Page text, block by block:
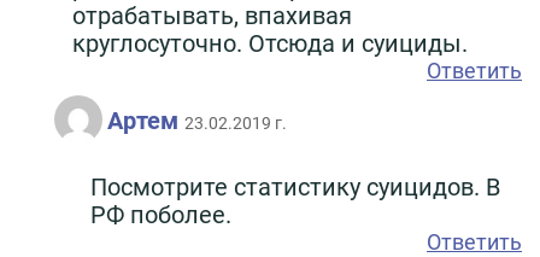
отрабатывать, впахивая
круглосуточно. Отсюда и суициды.
Ответить
Артем 23.02.2019 г.
Посмотрите статистику суицидов. В
РФ поболее.
Ответить